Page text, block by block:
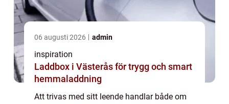
06 augusti 2026 admin
inspiration
Laddbox i Västerås för trygg och smart
hemmaladdning
Att trivas med sitt leende handlar både om